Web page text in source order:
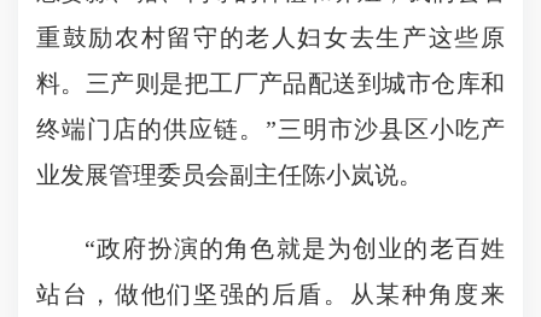
重鼓励农村留守的老人妇女去生产这些原
料。三产则是把工厂产品配送到城市仓库和
终端门店的供应链。”三明市沙县区小吃产
业发展管理委员会副主任陈小岚说。
“政府扮演的角色就是为创业的老百姓
站台，做他们坚强的后盾。从某种角度来